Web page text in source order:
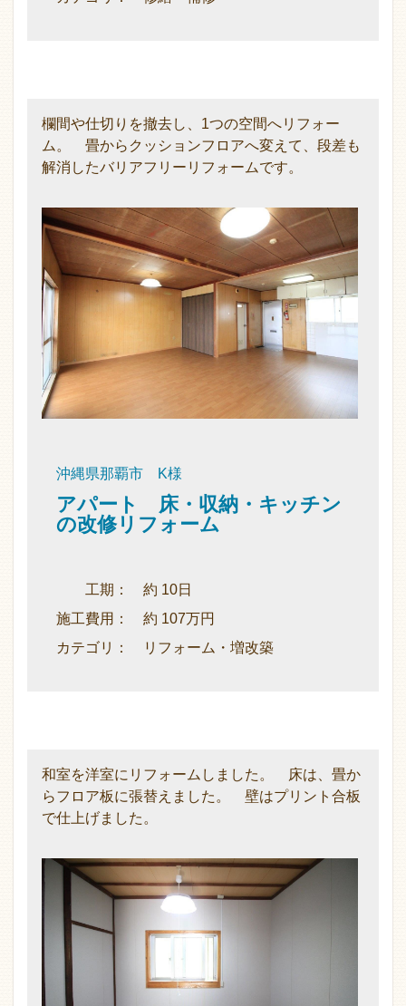
欄間や仕切りを撤去し、1つの空間へリフォー
ム。 畳からクッションフロアへ変えて、段差も
解消したバリアフリーリフォームです。
沖縄県那覇市 K様
アパート 床・収納・キッチン
の改修リフォーム
工期： 約 10日
施工費用： 約 107万円
カテゴリ： リフォーム・増改築
和室を洋室にリフォームしました。 床は、畳か
らフロア板に張替えました。 壁はプリント合板
で仕上げました。